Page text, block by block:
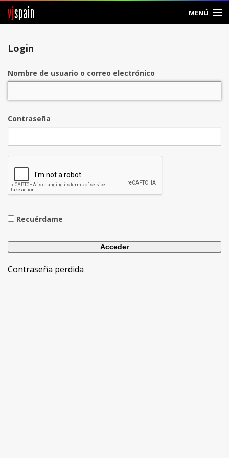
vjspain MENÚ
Login
Nombre de usuario o correo electrónico
Contraseña
Recuérdame
Contraseña perdida